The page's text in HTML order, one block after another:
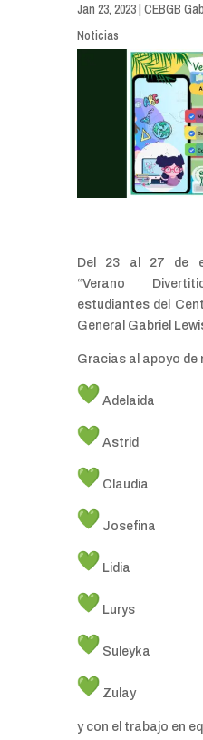
Jan 23, 2023| CEBGB
Noticias
Del 23 al 27 de
“Verano
estudiantes del
General Gabriel
Gracias al apoyo
Adelaida
Astrid
Claudia
Josefina
Lidia
Lurys
Suleyka
Zulay
y con el trabajo en